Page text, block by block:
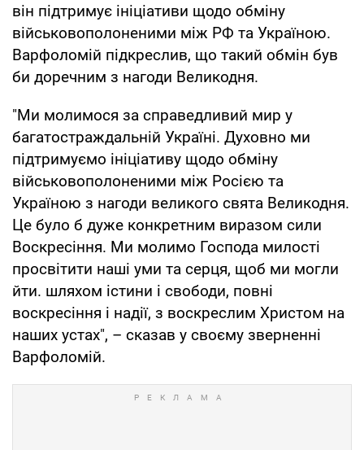
він підтримує ініціативи щодо обміну
військовополоненими між РФ та Україною.
Варфоломій підкреслив, що такий обмін був
би доречним з нагоди Великодня.
"Ми молимося за справедливий мир у
багатостраждальній Україні. Духовно ми
підтримуємо ініціативу щодо обміну
військовополоненими між Росією та
Україною з нагоди великого свята Великодня.
Це було б дуже конкретним виразом сили
Воскресіння. Ми молимо Господа милості
просвітити наші уми та серця, щоб ми могли
йти. шляхом істини і свободи, повні
воскресіння і надії, з воскреслим Христом на
наших устах", – сказав у своєму зверненні
Варфоломій.